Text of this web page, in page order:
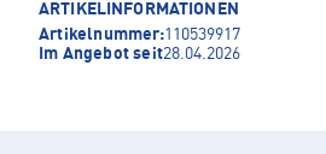
ARTIKELINFORMATIONEN
Artikelnummer:110539917
Im Angebot seit28.04.2026